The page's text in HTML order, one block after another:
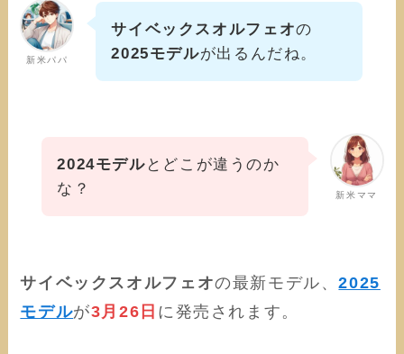
新米パパ
サイベックスオルフェオの
2025モデルが出るんだね。
新米ママ
2024モデル とどこが違うのか
な？
サイベックスオルフェオの最新モデル、2025
モデルが3月26日 に発売されます。